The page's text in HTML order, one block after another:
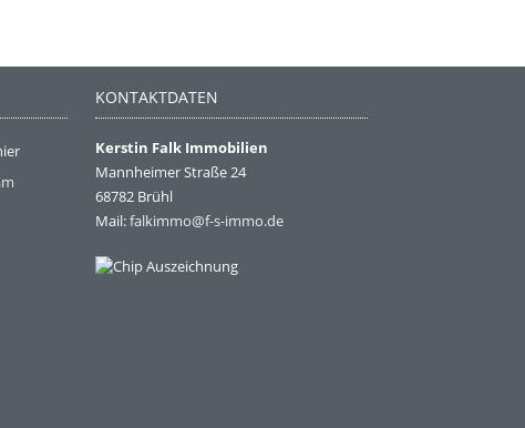
KONTAKTDATEN
Kerstin Falk Immobilien
Mannheimer Straße 24
68782 Brühl
Mail:falkimmo@f-s-immo.de